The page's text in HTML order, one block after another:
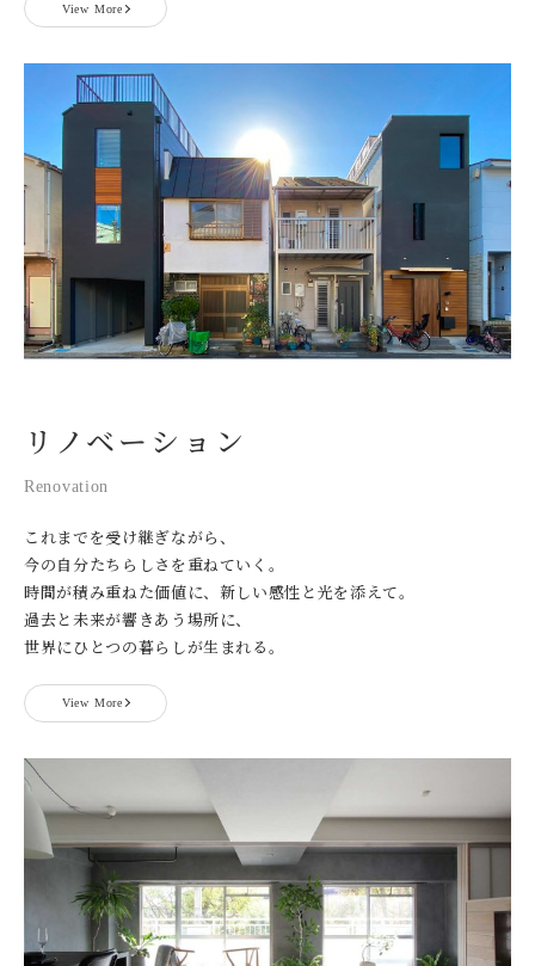
View More
リノベーション
Renovation
これまでを受け継ぎながら、
今の自分たちらしさを重ねていく。
時間が積み重ねた価値に、新しい感性と光を添えて。
過去と未来が響きあう場所に、
世界にひとつの暮らしが生まれる。
View More